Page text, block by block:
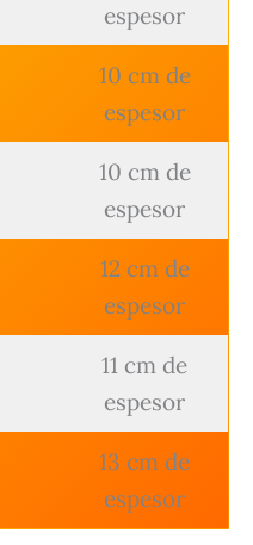
espesor
10 cm de
espesor
10 cm de
espesor
12 cm de
espesor
11 cm de
espesor
13 cm de
espesor